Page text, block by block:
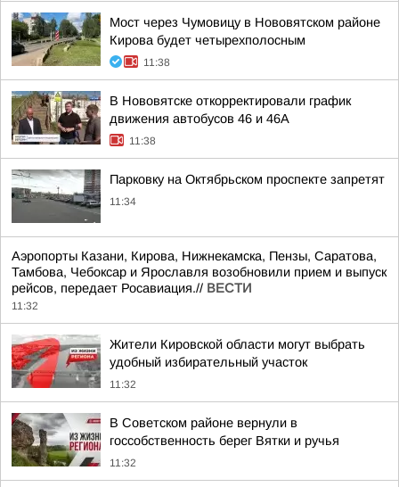
Мост через Чумовицу в Нововятском районе
Кирова будет четырехполосным
11:38
В Нововятске откорректировали график
движения автобусов 46 и 46А
11:38
Парковку на Октябрьском проспекте запретят
11:34
Аэропорты Казани, Кирова, Нижнекамска, Пензы, Саратова,
Тамбова, Чебоксар и Ярославля возобновили прием и выпуск
рейсов, передает Росавиация.// ВЕСТИ
11:32
Жители Кировской области могут выбрать
удобный избирательный участок
11:32
В Советском районе вернули в
госсобственность берег Вятки и ручья
11:32